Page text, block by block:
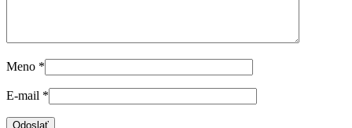
Meno *
E-mail *